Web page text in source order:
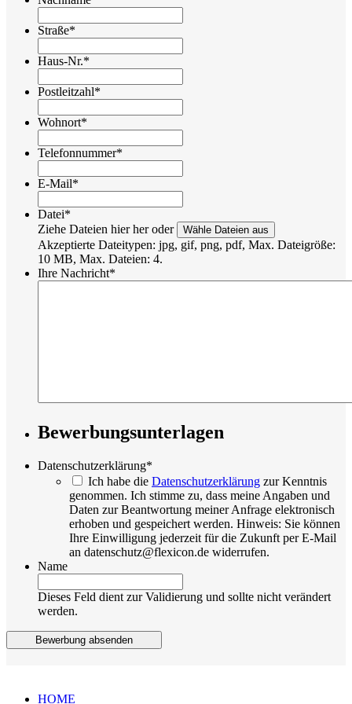
Straße*
Haus-Nr.*
Postleitzahl*
Wohnort*
Telefonnummer*
E-Mail*
Datei*
Ziehe Dateien hier her oder
Wähle Dateien aus
Akzeptierte Dateitypen: jpg, gif, png, pdf, Max. Dateigröße:
10 MB, Max. Dateien: 4.
Ihre Nachricht*
Bewerbungsunterlagen
Datenschutzerklärung*
Ich habe die Datenschutzerklärung zur Kenntnis
genommen. Ich stimme zu, dass meine Angaben und
Daten zur Beantwortung meiner Anfrage elektronisch
erhoben und gespeichert werden. Hinweis: Sie können
Ihre Einwilligung jederzeit für die Zukunft per E-Mail
an datenschutz@flexicon.de widerrufen.
Name
Dieses Feld dient zur Validierung und sollte nicht verändert
werden.
Bewerbung absenden
HOME